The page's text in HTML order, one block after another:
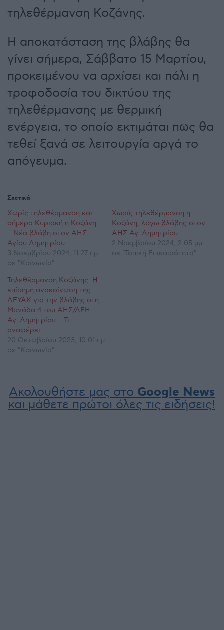
τηλεθέρμανση Κοζάνης.
Η αποκατάσταση της βλάβης θα
γίνει σήμερα, Σάββατο 15 Μαρτίου,
προκειμένου να αρχίσει και πάλι η
τροφοδοσία του δικτύου της
τηλεθέρμανσης με θερμική
ενέργεια, το οποίο εκτιμάται πως θα
τεθεί ξανά σε λειτουργία αργά το
απόγευμα.
Σχετικά
Χωρίς τηλεθέρμανση και
σήμερα Κυριακή η Κοζάνη
– Νέα βλάβη στον ΑΗΣ
Αγίου Δημητρίου
3 Νοεμβρίου 2024, 11:27 πμ
σε "Κοινωνία"
Χωρίς τηλεθέρμανση η
Κοζάνη, λόγω βλάβης στον
ΑΗΣ Αγ. Δημητρίου
2 Νοεμβρίου 2024, 2:05 μμ
σε "Τοπική Επικαιρότητα"
Τηλεθέρμανση Κοζάνης: Η
επίσημη ανακοίνωση της
ΔΕΥΑΚ για την βλάβης στη
Μονάδα 4 του ΑΗΣ/ΔΕΗ
Αγ. Δημητρίου – Τι
αναφέρει
20 Οκτωβρίου 2023, 10:01 πμ
σε "Κοινωνία"
Ακολουθήστε μας στο Google News
και μάθετε πρώτοι όλες τις ειδήσεις!